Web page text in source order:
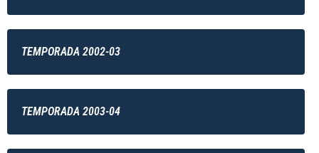
TEMPORADA 2002-03
TEMPORADA 2003-04